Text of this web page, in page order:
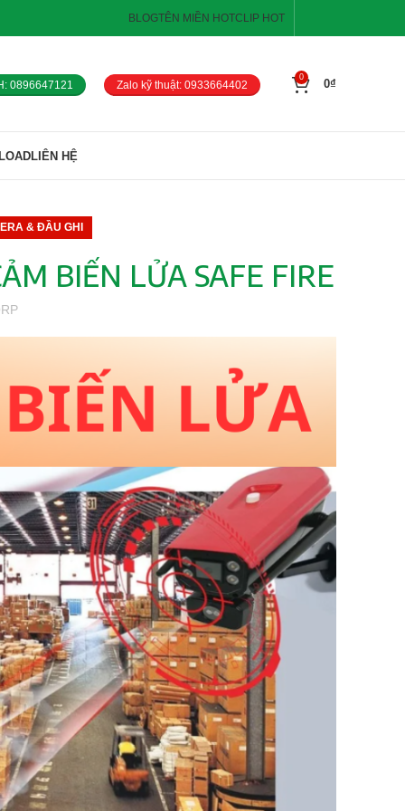
BLOGTÊN MIỀN HOTCLIP HOT
0896647121 Zalo kỹ thuật: 0933664402
0
0₫
LIÊN HỆ
& ĐẦU GHI
BIẾN LỬA SAFE FIRE